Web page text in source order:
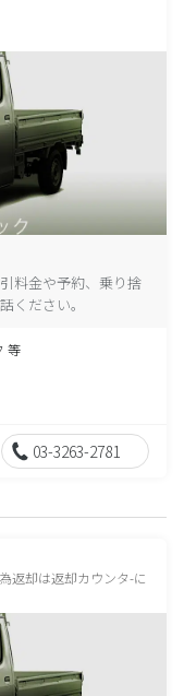
料金や予約、乗り捨
ください。
等
03-3263-2781
返却は返却カウンタ-に